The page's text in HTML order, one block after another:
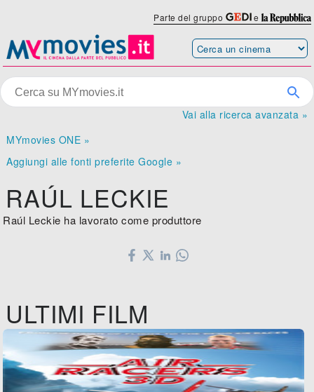
Parte del gruppo e
Vai alla ricerca avanzata »
MYmovies ONE »
Aggiungi alle fonti preferite Google »
RAÚL LECKIE
Raúl Leckie ha lavorato come produttore
ULTIMI FILM